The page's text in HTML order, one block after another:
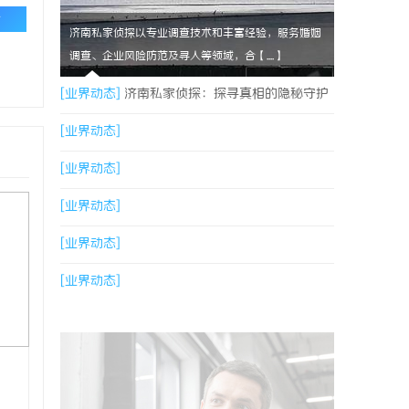
济南私家侦探以专业调查技术和丰富经验，服务婚姻
调查、企业风险防范及寻人等领域，合【....】
[业界动态] 济南私家侦探：探寻真相的隐秘守护
者[业界动态]
[业界动态]
[业界动态]
[业界动态]
[业界动态]